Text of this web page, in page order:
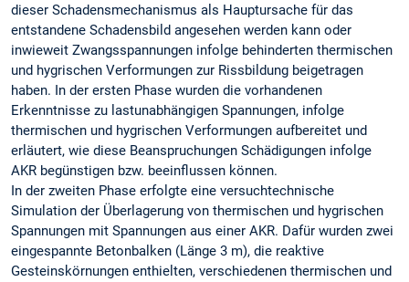
dieser Schadensmechanismus als Hauptursache für das
entstandene Schadensbild angesehen werden kann oder
inwieweit Zwangsspannungen infolge behinderten thermischen
und hygrischen Verformungen zur Rissbildung beigetragen
haben. In der ersten Phase wurden die vorhandenen
Erkenntnisse zu lastunabhängigen Spannungen, infolge
thermischen und hygrischen Verformungen aufbereitet und
erläutert, wie diese Beanspruchungen Schädigungen infolge
AKR begünstigen bzw. beeinflussen können.
In der zweiten Phase erfolgte eine versuchtechnische
Simulation der Überlagerung von thermischen und hygrischen
Spannungen mit Spannungen aus einer AKR. Dafür wurden zwei
eingespannte Betonbalken (Länge 3 m), die reaktive
Gesteinskörnungen enthielten, verschiedenen thermischen und